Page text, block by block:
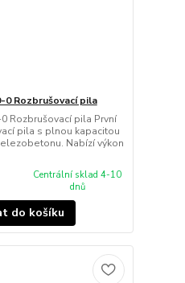
0 Rozbrušovací pila
Rozbrušovací pila První
pila s plnou kapacitou
Nabízí výkon
Centrální sklad 4-10
dnů
do košíku